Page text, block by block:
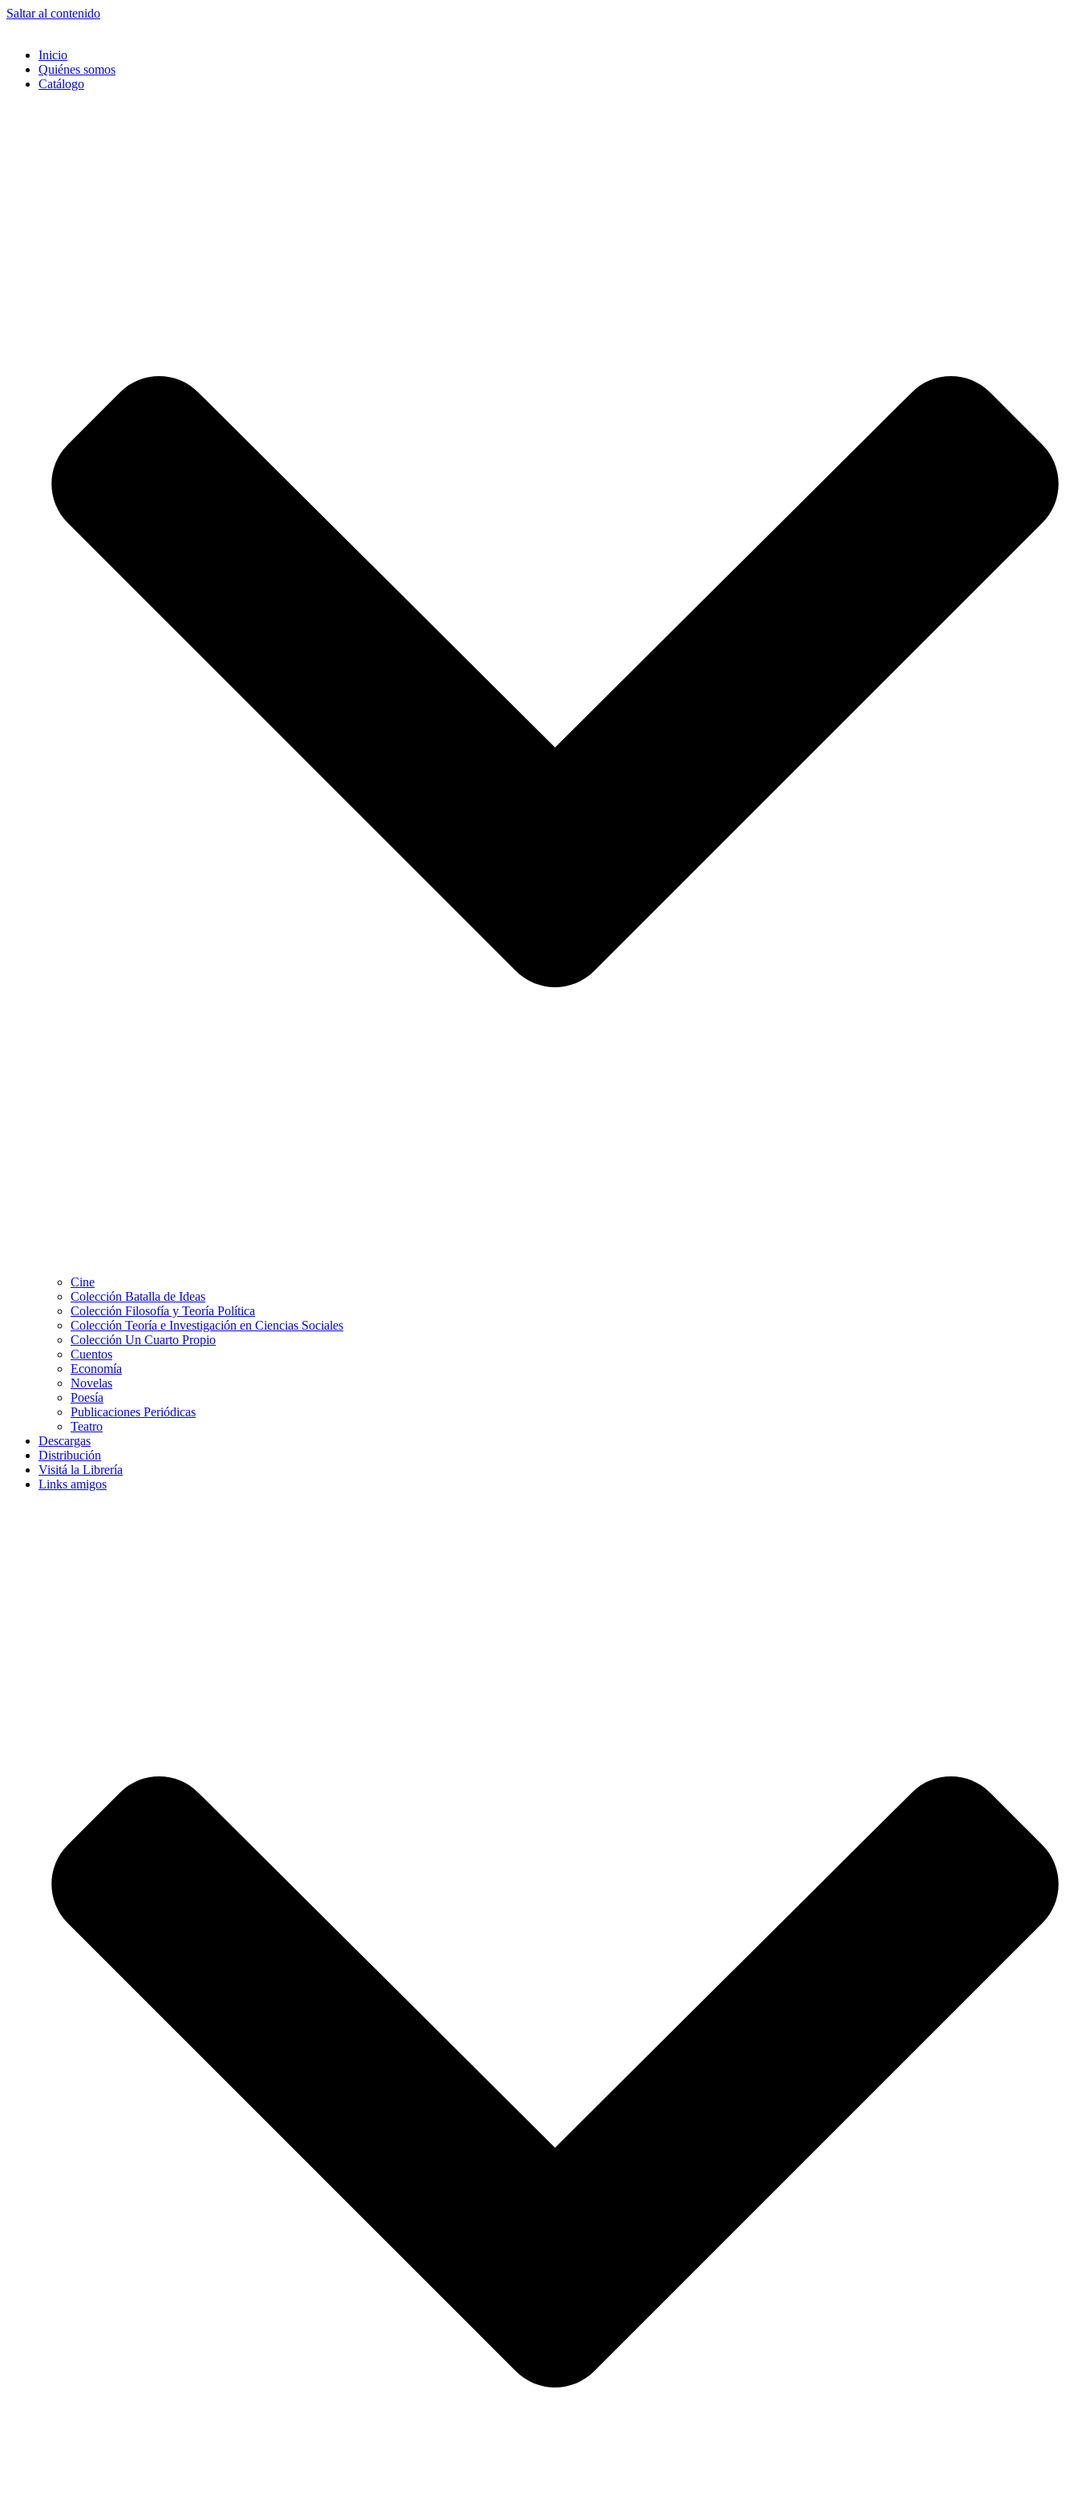
Saltar al contenido
Inicio
Quiénes somos
Catálogo
Cine
Colección Batalla de Ideas
Colección Filosofía y Teoría Política
Colección Teoría e Investigación en Ciencias Sociales
Colección Un Cuarto Propio
Cuentos
Economía
Novelas
Poesía
Publicaciones Periódicas
Teatro
Descargas
Distribución
Visitá la Librería
Links amigos